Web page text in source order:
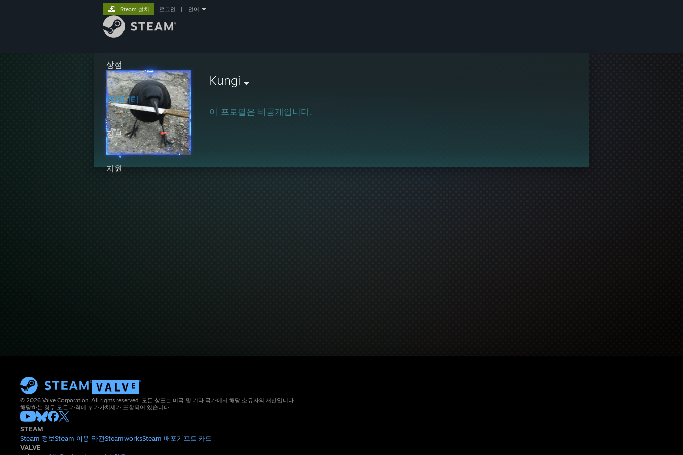
상점
커뮤니티
정보
지원
Steam 설치 로그인 언어
Kungi
이 프로필은 비공개입니다.
© 2026 Valve Corporation. All rights reserved. 모든 상표는 미국 및 기타 국가에서 해당 소유자의 재산입니다.
해당하는 경우 모든 가격에 부가가치세가 포함되어 있습니다.
STEAM
Steam 정보Steam 이용 약관SteamworksSteam 배포기프트 카드
VALVE